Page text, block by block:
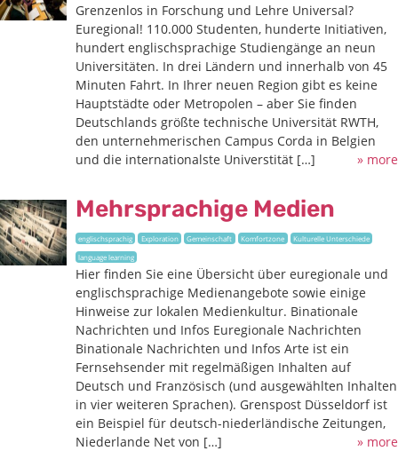
Grenzenlos in Forschung und Lehre Universal?
Euregional! 110.000 Studenten, hunderte Initiativen,
hundert englischsprachige Studiengänge an neun
Universitäten. In drei Ländern und innerhalb von 45
Minuten Fahrt. In Ihrer neuen Region gibt es keine
Hauptstädte oder Metropolen – aber Sie finden
Deutschlands größte technische Universität RWTH,
den unternehmerischen Campus Corda in Belgien
und die internationalste Universtität […]
» more
Mehrsprachige Medien
englischsprachig Exploration Gemeinschaft Komfortzone
Kulturelle Unterschiede
language learning
Hier finden Sie eine Übersicht über euregionale und
englischsprachige Medienangebote sowie einige
Hinweise zur lokalen Medienkultur. Binationale
Nachrichten und Infos Euregionale Nachrichten
Binationale Nachrichten und Infos Arte ist ein
Fernsehsender mit regelmäßigen Inhalten auf
Deutsch und Französisch (und ausgewählten Inhalten
in vier weiteren Sprachen). Grenspost Düsseldorf ist
ein Beispiel für deutsch-niederländische Zeitungen,
Niederlande Net von […]
» more